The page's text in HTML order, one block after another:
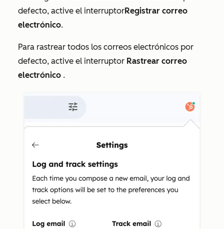
defecto, active el interruptorRegistrar correo
electrónico.
Para rastrear todos los correos electrónicos por
defecto, active el interruptor Rastrear correo
electrónico .